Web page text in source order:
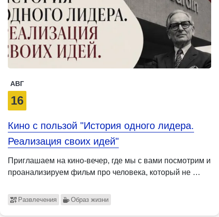
АВГ
16
Кино с пользой "История одного лидера.
Реализация своих идей"
Приглашаем на кино-вечер, где мы с вами посмотрим и
проанализируем фильм про человека, который не …
Развлечения Образ жизни